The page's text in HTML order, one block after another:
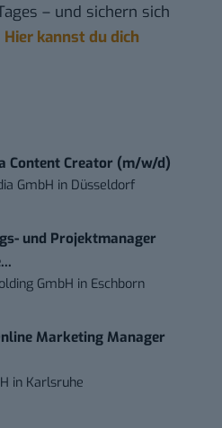
– und sichern sich
Hier kannst du dich
Content Creator (m/w/d)
GmbH in Düsseldorf
und Projektmanager
GmbH in Eschborn
Marketing Manager
in Karlsruhe